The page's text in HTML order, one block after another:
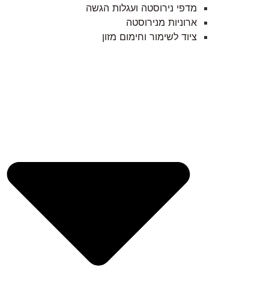
מדפי נירוסטה ועגלות הגשה
ארוניות מנירוסטה
ציוד לשימור וחימום מזון